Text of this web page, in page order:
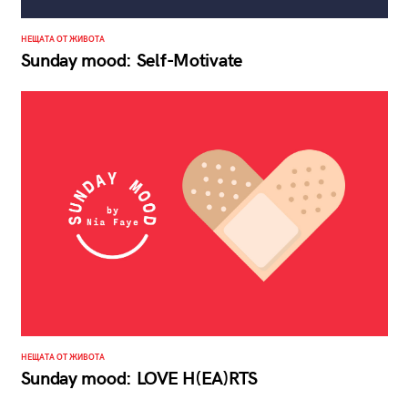
НЕЩАТА ОТ ЖИВОТА
Sunday mood: Self-Motivate
НЕЩАТА ОТ ЖИВОТА
Sunday mood: LOVE H(EA)RTS